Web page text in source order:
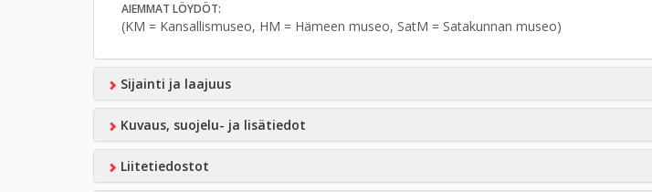
AIEMMAT LÖYDÖT:
(KM = Kansallismuseo, HM = Hämeen museo, SatM = Satakunnan museo)
Sijainti ja laajuus
Kuvaus, suojelu- ja lisätiedot
Liitetiedostot